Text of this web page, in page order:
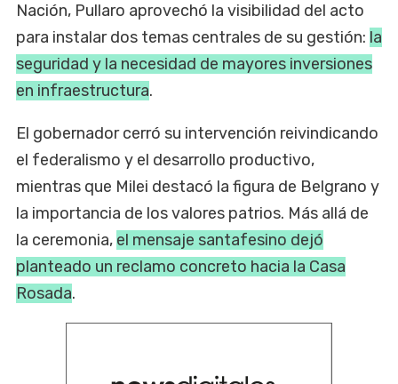
Nación, Pullaro aprovechó la visibilidad del acto
para instalar dos temas centrales de su gestión: la
seguridad y la necesidad de mayores inversiones
en infraestructura.
El gobernador cerró su intervención reivindicando
el federalismo y el desarrollo productivo,
mientras que Milei destacó la figura de Belgrano y
la importancia de los valores patrios. Más allá de
la ceremonia, el mensaje santafesino dejó
planteado un reclamo concreto hacia la Casa
Rosada.